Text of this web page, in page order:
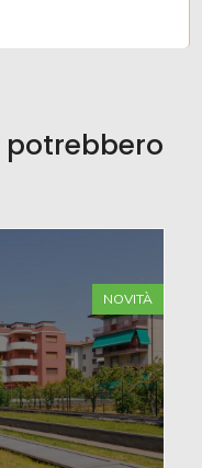
NOVITÀ